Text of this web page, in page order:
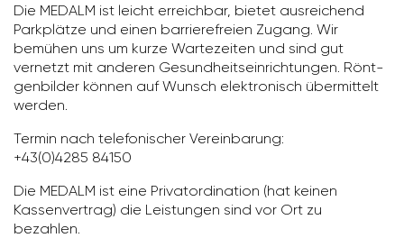
Die MEDALM ist leicht erreichbar, bietet ausrei­chend
Park­plätze und einen barrie­re­freien Zugang. Wir
bemühen uns um kurze Warte­zeiten und sind gut
vernetzt mit anderen Gesund­heits­ein­rich­tungen. Rönt­
gen­bilder können auf Wunsch elek­tro­nisch über­mit­telt
werden.
Termin nach tele­fo­ni­scher Verein­ba­rung:
+43(0)4285 84150
Die MEDALM ist eine Priva­t­or­di­na­tion (hat keinen
Kassen­ver­trag) die Leis­tungen sind vor Ort zu
bezahlen.